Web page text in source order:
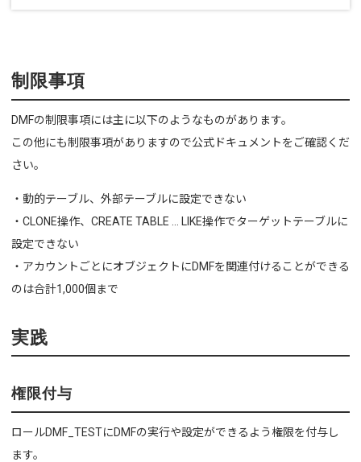
制限事項
DMFの制限事項には主に以下のようなものがあります。
この他にも制限事項がありますので公式ドキュメントをご確認くだ
さい。
・動的テーブル、外部テーブルに設定できない
・CLONE操作、CREATE TABLE … LIKE操作でターゲットテーブルに
設定できない
・アカウントごとにオブジェクトにDMFを関連付けることができる
のは合計1,000個まで
実践
権限付与
ロールDMF_TESTにDMFの実行や設定ができるよう権限を付与し
ます。